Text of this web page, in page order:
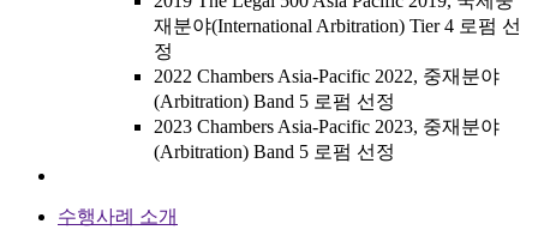
재분야(International Arbitration) Tier 4 로펌 선
정
2022 Chambers Asia-Pacific 2022, 중재분야
(Arbitration) Band 5 로펌 선정
2023 Chambers Asia-Pacific 2023, 중재분야
(Arbitration) Band 5 로펌 선정
수행사례 소개